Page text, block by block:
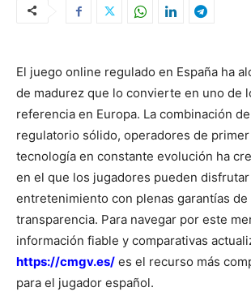
El juego online regulado en España ha
de madurez que lo convierte en uno de
referencia en Europa. La combinación
regulatorio sólido, operadores de
tecnología en constante evolución ha
en el que los jugadores pueden
entretenimiento con plenas garantías
transparencia. Para navegar por este
información fiable y comparativas
https://cmgv.es/ es el recurso más
para el jugador español.